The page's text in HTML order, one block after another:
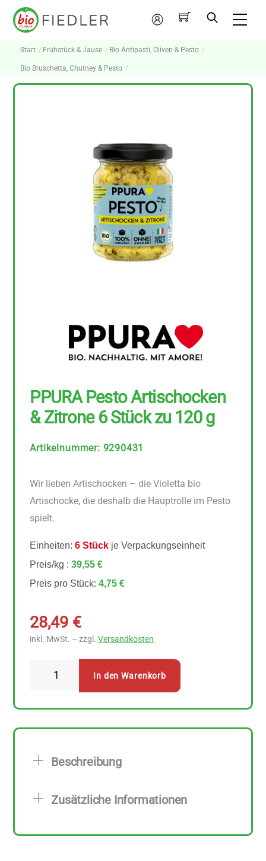
Skip
Mein
Konto
Start Frühstück & Jause Bio Antipasti, Oliven & Pesto
Bio Bruschetta, Chutney & Pesto
PPURA Pesto Artischocken
& Zitrone 6 Stück zu 120 g
Artikelnummer: 9290431
Wir lieben Artischocken – die Violetta bio
Artischocke, die deshalb die Hauptrolle im Pesto
spielt.
Einheiten:6 Stück je Verpackungseinheit
Preis/kg :39,55 €
Preis pro Stück:4,75 €
28,49 €
inkl. MwSt. – zzgl.Versandkosten
120
Menge
In den Warenkorb
Beschreibung
Zusätzliche Informationen